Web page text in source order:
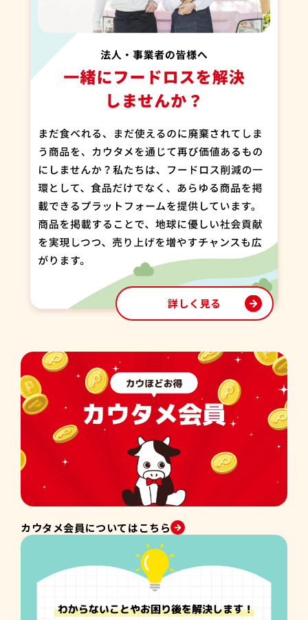
詳しく見る
カウタメ会員についてはこちら